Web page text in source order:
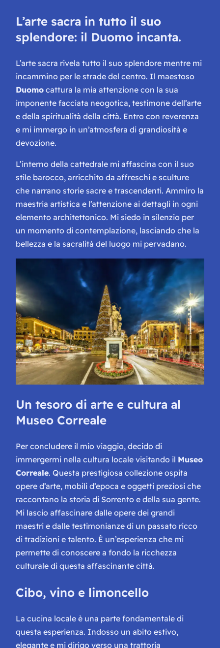
L’arte sacra in tutto il suo
splendore: il Duomo incanta.
L’arte sacra rivela tutto il suo splendore mentre mi
incammino per le strade del centro. Il maestoso
Duomo cattura la mia attenzione con la sua
imponente facciata neogotica, testimone dell’arte
e della spiritualità della città. Entro con reverenza
e mi immergo in un’atmosfera di grandiosità e
devozione.
L’interno della cattedrale mi affascina con il suo
stile barocco, arricchito da affreschi e sculture
che narrano storie sacre e trascendenti. Ammiro la
maestria artistica e l’attenzione ai dettagli in ogni
elemento architettonico. Mi siedo in silenzio per
un momento di contemplazione, lasciando che la
bellezza e la sacralità del luogo mi pervadano.
Un tesoro di arte e cultura al
Museo Correale
Per concludere il mio viaggio, decido di
immergermi nella cultura locale visitando il Museo
Correale. Questa prestigiosa collezione ospita
opere d’arte, mobili d’epoca e oggetti preziosi che
raccontano la storia di Sorrento e della sua gente.
Mi lascio affascinare dalle opere dei grandi
maestri e dalle testimonianze di un passato ricco
di tradizioni e talento. È un’esperienza che mi
permette di conoscere a fondo la ricchezza
culturale di questa affascinante città.
Cibo, vino e limoncello
La cucina locale è una parte fondamentale di
questa esperienza. Indosso un abito estivo,
elegante e mi dirigo verso una trattoria